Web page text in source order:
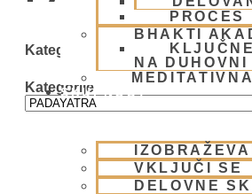
PROCES
BHAKTI
NA
SKUPNOST
VKLJUČI SE
DELOVNE
Kategorije
Kategorije